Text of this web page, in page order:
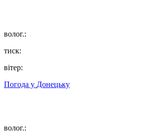
волог.:
тиск:
вітер:
Погода у Донецьку
волог.: